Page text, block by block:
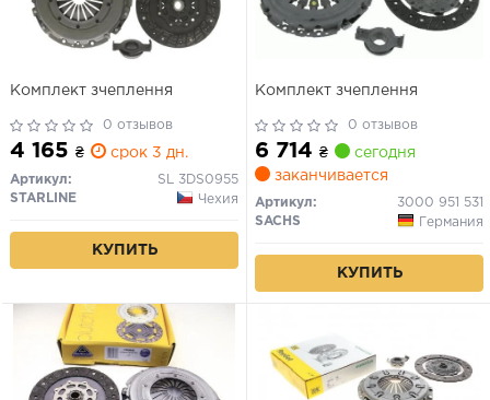
Комплект зчеплення
0 отзывов
4 165 ₴ срок 3 дн.
Артикул:
SL 3DS0955
STARLINE
Чехия
КУПИТЬ
Комплект зчеплення
0 отзывов
6 714 ₴
сегодня
заканчивается
Артикул:
3000 951 531
SACHS
Германия
КУПИТЬ